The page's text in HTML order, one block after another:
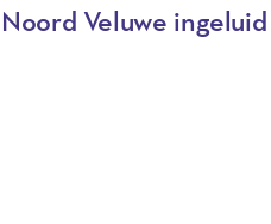
Veluwe ingeluid